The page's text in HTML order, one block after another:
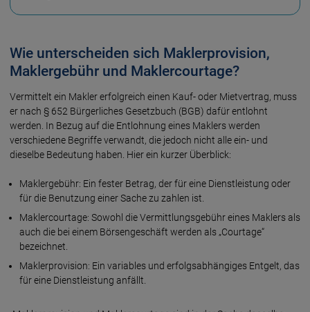
Wie unterscheiden sich Maklerprovision,
Maklergebühr und Maklercourtage?
Vermittelt ein Makler erfolgreich einen Kauf- oder Mietvertrag, muss
er nach § 652 Bürgerliches Gesetzbuch (BGB) dafür entlohnt
werden. In Bezug auf die Entlohnung eines Maklers werden
verschiedene Begriffe verwandt, die jedoch nicht alle ein- und
dieselbe Bedeutung haben. Hier ein kurzer Überblick:
Maklergebühr: Ein fester Betrag, der für eine Dienstleistung oder
für die Benutzung einer Sache zu zahlen ist.
Maklercourtage: Sowohl die Vermittlungsgebühr eines Maklers als
auch die bei einem Börsengeschäft werden als „Courtage“
bezeichnet.
Maklerprovision: Ein variables und erfolgsabhängiges Entgelt, das
für eine Dienstleistung anfällt.